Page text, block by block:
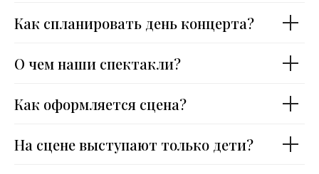
Как спланировать день концерта?
О чем наши спектакли?
Как оформляется сцена?
На сцене выступают только дети?